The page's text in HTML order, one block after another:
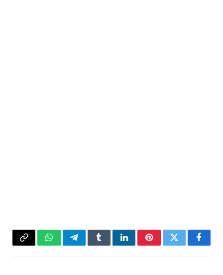
فيسبوكتويتر بينتيريستلينكدإنTumblrتيلقرامواتسابCopy